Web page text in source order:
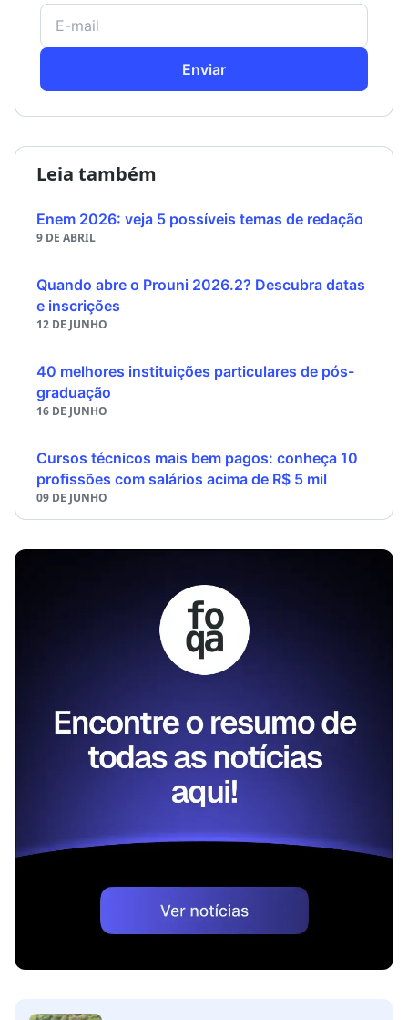
Enviar
Leia também
Enem 2026: veja 5 possíveis temas de redação
9 DE ABRIL
Quando abre o Prouni 2026.2? Descubra datas
e inscrições
12 DE JUNHO
40 melhores instituições particulares de pós-
graduação
16 DE JUNHO
Cursos técnicos mais bem pagos: conheça 10
profissões com salários acima de R$ 5 mil
09 DE JUNHO